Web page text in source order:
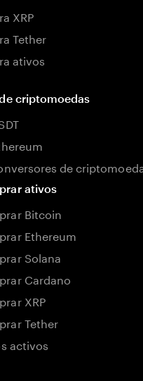
XRP
Tether
ativos
criptomoedas
de
ativos
Bitcoin
Ethereum
Solana
Cardano
XRP
Tether
activos